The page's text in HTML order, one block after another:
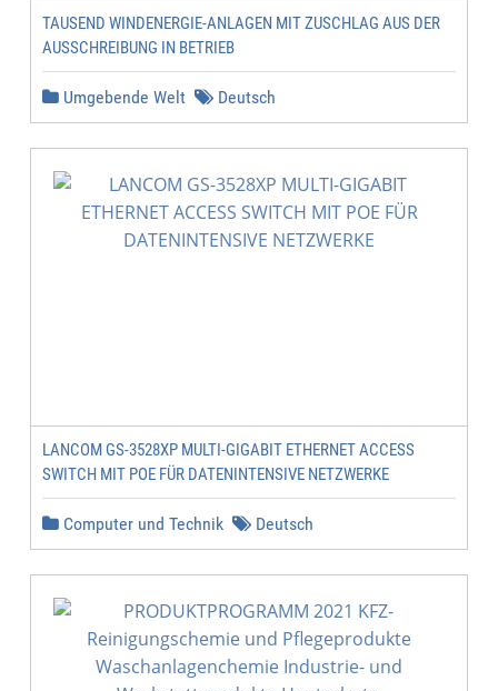
TAUSEND WINDENERGIE-ANLAGEN MIT ZUSCHLAG AUS DER
AUSSCHREIBUNG IN BETRIEB
Umgebende Welt Deutsch
LANCOM GS-3528XP MULTI-GIGABIT ETHERNET ACCESS
SWITCH MIT POE FÜR DATENINTENSIVE NETZWERKE
Computer und Technik Deutsch